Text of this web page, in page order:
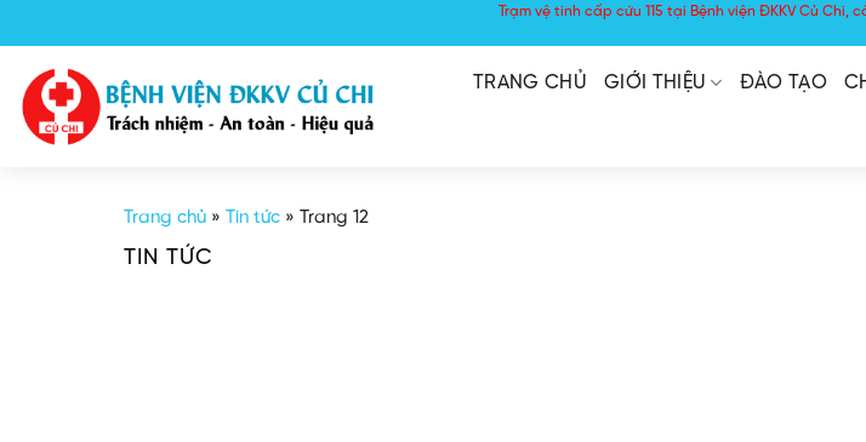
to
content
Trạm vệ tinh cấp cứu 115 tại Bệnh viện ĐKKV Củ Chi,
TRANG CHỦ GIỚI THIỆU ĐÀO TẠO
Trang chủ » Tin tức » Trang 12
TIN TỨC